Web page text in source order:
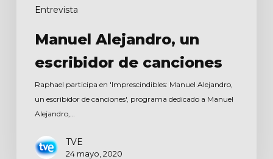
Entrevista
Manuel Alejandro, un
escribidor de canciones
Raphael participa en 'Imprescindibles: Manuel Alejandro,
un escribidor de canciones', programa dedicado a Manuel
Alejandro,…
TVE
24 mayo, 2020